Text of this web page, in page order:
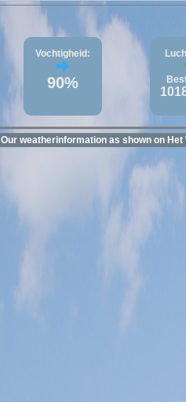
Vochtigheid:
90%
Our weatherinformation as shown on